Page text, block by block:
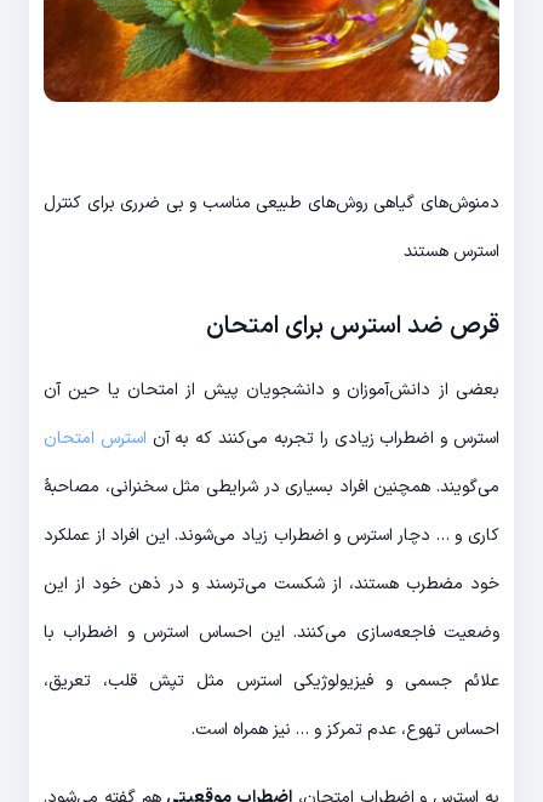
دمنوش‌های گیاهی روش‌های طبیعی مناسب و بی ضرری برای کنترل
استرس هستند
قرص ضد استرس برای امتحان
بعضی از دانش‌آموزان و دانشجویان پیش از امتحان یا حین آن
استرس و اضطراب زیادی را تجربه می‌کنند که به آن استرس امتحان
می‌گویند. همچنین افراد بسیاری در شرایطی مثل سخنرانی، مصاحبۀ
کاری و … دچار استرس و اضطراب زیاد می‌شوند. این افراد از عملکرد
خود مضطرب هستند، از شکست می‌ترسند و در ذهن خود از این
وضعیت فاجعه‌سازی می‌کنند. این احساس استرس و اضطراب با
علائم جسمی و فیزیولوژیکی استرس مثل تپش قلب، تعریق،
احساس تهوع، عدم تمرکز و … نیز همراه است.